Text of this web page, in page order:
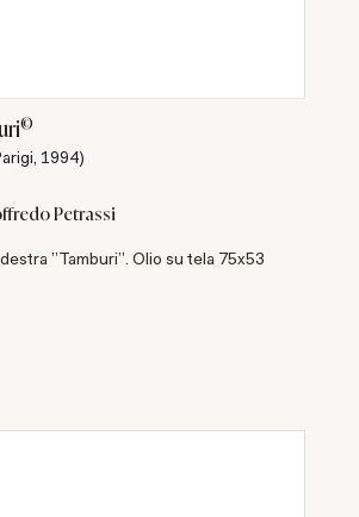
©
1994)
Petrassi
"Tamburi". Olio su tela 75x53